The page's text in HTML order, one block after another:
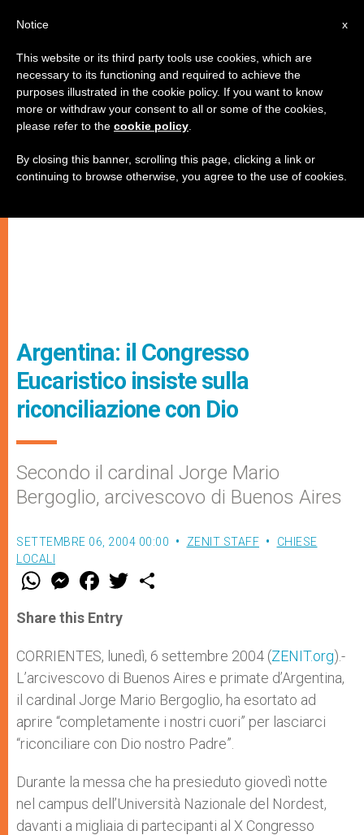
Argentina: il Congresso
Eucaristico insiste sulla
riconciliazione con Dio
Secondo il cardinal Jorge Mario
Bergoglio, arcivescovo di Buenos Aires
SETTEMBRE 06, 2004 00:00 ZENIT STAFF
CHIESE
LOCALI
W
t
s
p
p
M
e
s
e
g
e
r
F
a
e
b
o
k
w
r
Share this Entry
CORRIENTES, lunedì, 6 settembre 2004 (ZENIT.org).-
L’arcivescovo di Buenos Aires e primate d’Argentina,
il cardinal Jorge Mario Bergoglio, ha esortato ad
aprire “completamente i nostri cuori” per lasciarci
“riconciliare con Dio nostro Padre”.
Durante la messa che ha presieduto giovedì notte
nel campus dell’Università Nazionale del Nordest,
davanti a migliaia di partecipanti al X Congresso
x
Notice
This website or its third party tools use cookies, which are
necessary to its functioning and required to achieve the
purposes illustrated in the cookie policy. If you want to know
more or withdraw your consent to all or some of the cookies,
please refer to the cookie policy
By closing this banner, scrolling this page, clicking a link or
continuing to browse otherwise, you agree to the use of cookies.